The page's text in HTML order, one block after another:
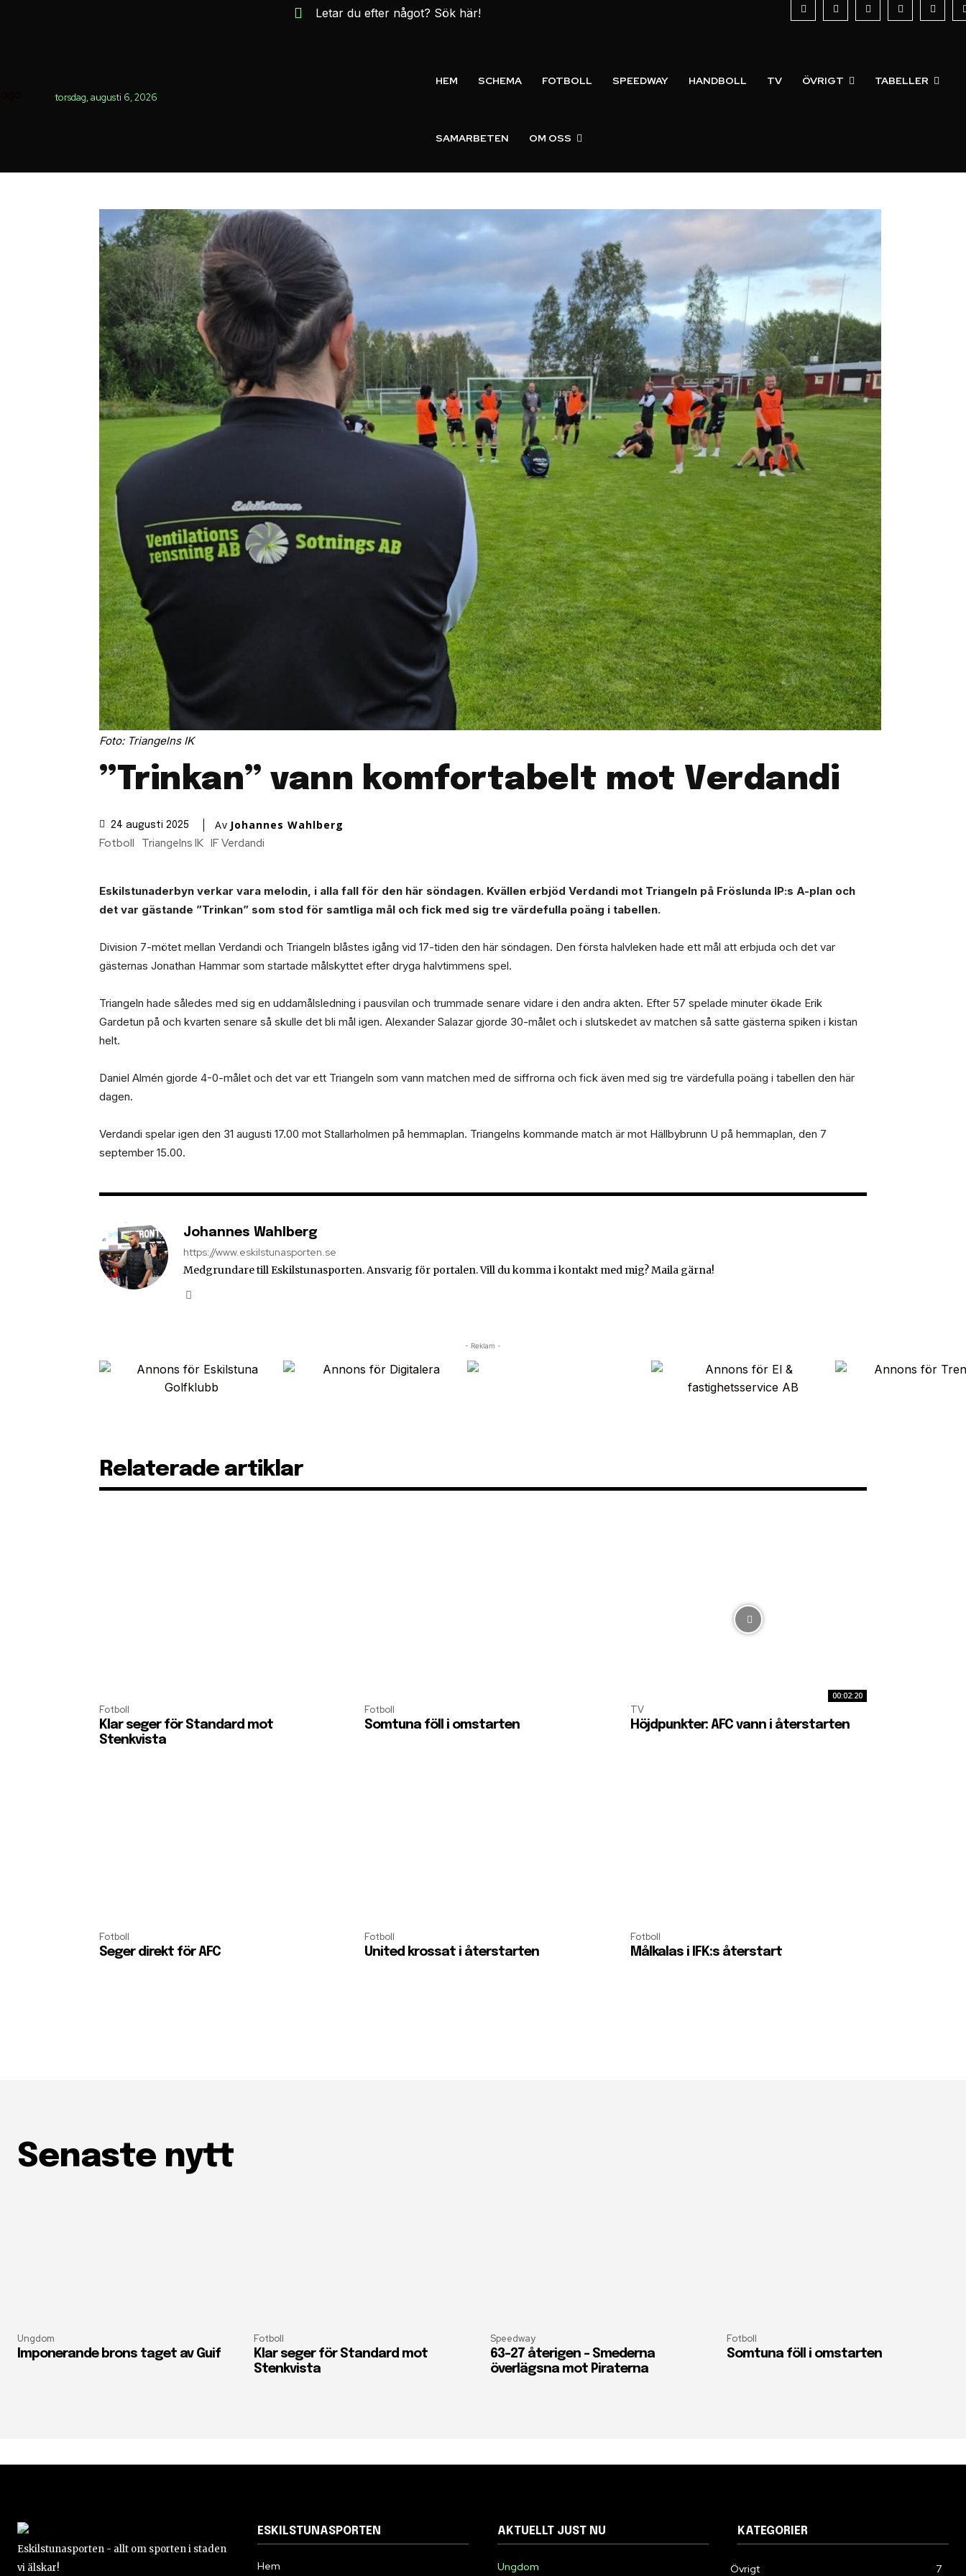
torsdag, augusti 6, 2026
Letar du efter något? Sök här!
HEM SCHEMA FOTBOLL SPEEDWAY HANDBOLL TV ÖVRIGT TABELLER
SAMARBETEN OM OSS
Foto: Triangelns IK
”Trinkan” vann komfortabelt mot Verdandi
24 augusti 2025 Av Johannes Wahlberg
Fotboll Triangelns IK IF Verdandi
Eskilstunaderbyn verkar vara melodin, i alla fall för den här söndagen. Kvällen erbjöd Verdandi mot Triangeln på Fröslunda IP:s A-plan och
det var gästande ”Trinkan” som stod för samtliga mål och fick med sig tre värdefulla poäng i tabellen.
Division 7-mötet mellan Verdandi och Triangeln blåstes igång vid 17-tiden den här söndagen. Den första halvleken hade ett mål att erbjuda och det var
gästernas Jonathan Hammar som startade målskyttet efter dryga halvtimmens spel.
Triangeln hade således med sig en uddamålsledning i pausvilan och trummade senare vidare i den andra akten. Efter 57 spelade minuter ökade Erik
Gardetun på och kvarten senare så skulle det bli mål igen. Alexander Salazar gjorde 30-målet och i slutskedet av matchen så satte gästerna spiken i kistan
helt.
Daniel Almén gjorde 4-0-målet och det var ett Triangeln som vann matchen med de siffrorna och fick även med sig tre värdefulla poäng i tabellen den här
dagen.
Verdandi spelar igen den 31 augusti 17.00 mot Stallarholmen på hemmaplan. Triangelns kommande match är mot Hällbybrunn U på hemmaplan, den 7
september 15.00.
Johannes Wahlberg
https://www.eskilstunasporten.se
Medgrundare till Eskilstunasporten. Ansvarig för portalen. Vill du komma i kontakt med mig? Maila gärna!
- Reklam -
Relaterade artiklar
Fotboll
Klar seger för Standard mot
Stenkvista
Fotboll
Somtuna föll i omstarten
00:02:20
TV
Höjdpunkter: AFC vann i återstarten
Fotboll
Seger direkt för AFC
Fotboll
United krossat i återstarten
Fotboll
Målkalas i IFK:s återstart
Senaste nytt
Ungdom
Imponerande brons taget av Guif
Fotboll
Klar seger för Standard mot
Stenkvista
Speedway
63-27 återigen – Smederna
överlägsna mot Piraterna
Fotboll
Somtuna föll i omstarten
Eskilstunasporten - allt om sporten i staden
vi älskar!
ESKILSTUNASPORTEN
Hem
AKTUELLT JUST NU
Ungdom
KATEGORIER
Övrigt 7